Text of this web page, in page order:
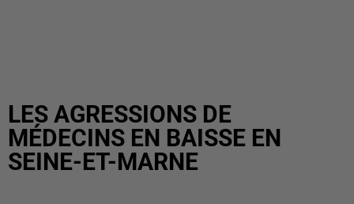
LES AGRESSIONS DE
MÉDECINS EN BAISSE EN
SEINE-ET-MARNE